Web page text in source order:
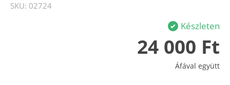
SKU: 02724
Készleten
24 000 Ft
Áfával együtt